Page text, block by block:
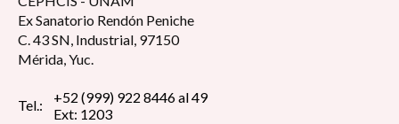
Ex Sanatorio Rendón Peniche
C. 43 SN, Industrial, 97150
Mérida, Yuc.
Tel.:
+52 (999) 922 8446 al 49
Ext: 1203